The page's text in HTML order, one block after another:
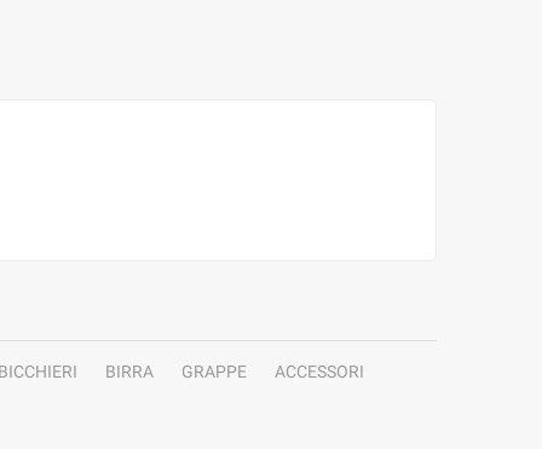
BICCHIERI BIRRA GRAPPE
ACCESSORI